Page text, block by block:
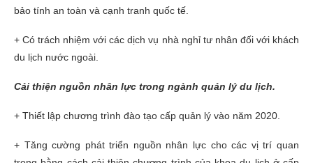
bảo tính an toàn và cạnh tranh quốc tế.
+ Có trách nhiệm với các dịch vụ nhà nghỉ tư nhân đối với khách
du lịch nước ngoài.
Cải thiện nguồn nhân lực trong ngành quản lý du lịch.
+ Thiết lập chương trình đào tạo cấp quản lý vào năm 2020.
+ Tăng cường phát triển nguồn nhân lực cho các vị trí quan